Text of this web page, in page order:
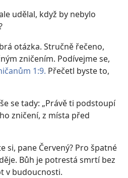
udělal, když by nebylo
otázka. Stručně řečeno,
zničením. Podívejme se,
1:9. Přečetl byste to,
se tady: „Právě ti podstoupí
zničení, z místa před
si, pane Červený? Pro špatné
Bůh je potrestá smrtí bez
v budoucnosti.